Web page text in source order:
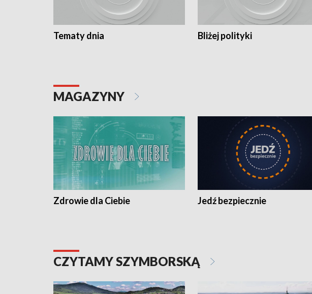
Tematy dnia Bliżej polityki
MAGAZYNY
Zdrowie dla Ciebie Jedź bezpiecznie
CZYTAMY SZYMBORSKĄ